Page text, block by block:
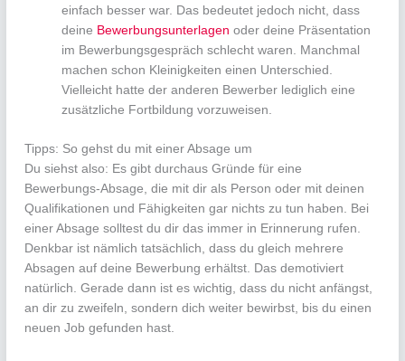
einfach besser war. Das bedeutet jedoch nicht, dass
deine Bewerbungsunterlagen oder deine Präsentation
im Bewerbungsgespräch schlecht waren. Manchmal
machen schon Kleinigkeiten einen Unterschied.
Vielleicht hatte der anderen Bewerber lediglich eine
zusätzliche Fortbildung vorzuweisen.
Tipps: So gehst du mit einer Absage um
Du siehst also: Es gibt durchaus Gründe für eine
Bewerbungs-Absage, die mit dir als Person oder mit deinen
Qualifikationen und Fähigkeiten gar nichts zu tun haben. Bei
einer Absage solltest du dir das immer in Erinnerung rufen.
Denkbar ist nämlich tatsächlich, dass du gleich mehrere
Absagen auf deine Bewerbung erhältst. Das demotiviert
natürlich. Gerade dann ist es wichtig, dass du nicht anfängst,
an dir zu zweifeln, sondern dich weiter bewirbst, bis du einen
neuen Job gefunden hast.